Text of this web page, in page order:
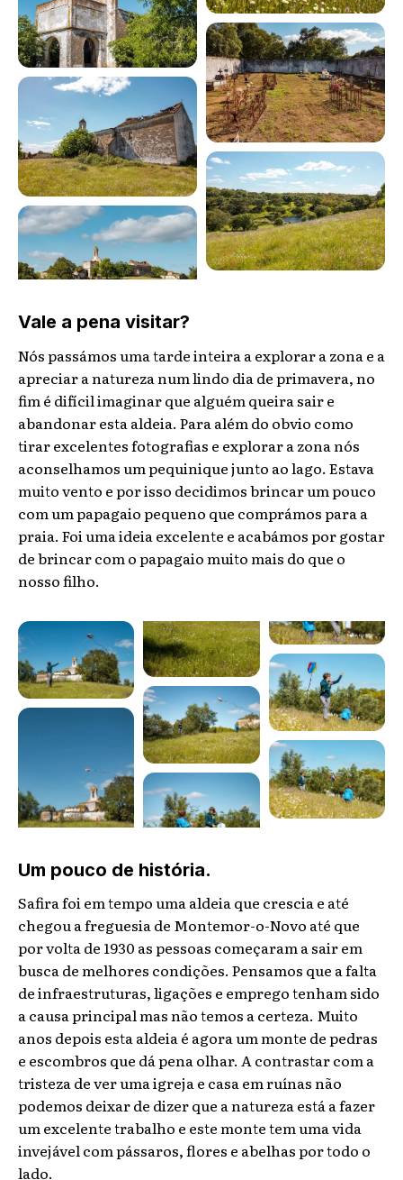
Vale a pena visitar?
Nós passámos uma tarde inteira a explorar a zona e a
apreciar a natureza num lindo dia de primavera, no
fim é difícil imaginar que alguém queira sair e
abandonar esta aldeia. Para além do obvio como
tirar excelentes fotografias e explorar a zona nós
aconselhamos um pequinique junto ao lago. Estava
muito vento e por isso decidimos brincar um pouco
com um papagaio pequeno que comprámos para a
praia. Foi uma ideia excelente e acabámos por gostar
de brincar com o papagaio muito mais do que o
nosso filho.
Um pouco de história.
Safira foi em tempo uma aldeia que crescia e até
chegou a freguesia de Montemor-o-Novo até que
por volta de 1930 as pessoas começaram a sair em
busca de melhores condições. Pensamos que a falta
de infraestruturas, ligações e emprego tenham sido
a causa principal mas não temos a certeza. Muito
anos depois esta aldeia é agora um monte de pedras
e escombros que dá pena olhar. A contrastar com a
tristeza de ver uma igreja e casa em ruínas não
podemos deixar de dizer que a natureza está a fazer
um excelente trabalho e este monte tem uma vida
invejável com pássaros, flores e abelhas por todo o
lado.